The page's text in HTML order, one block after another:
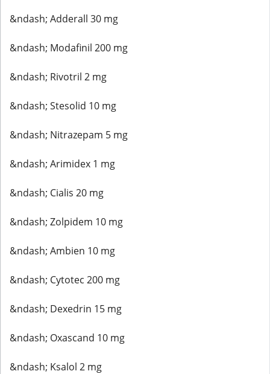
&ndash; Adderall 30 mg
&ndash; Modafinil 200 mg
&ndash; Rivotril 2 mg
&ndash; Stesolid 10 mg
&ndash; Nitrazepam 5 mg
&ndash; Arimidex 1 mg
&ndash; Cialis 20 mg
&ndash; Zolpidem 10 mg
&ndash; Ambien 10 mg
&ndash; Cytotec 200 mg
&ndash; Dexedrin 15 mg
&ndash; Oxascand 10 mg
&ndash; Ksalol 2 mg